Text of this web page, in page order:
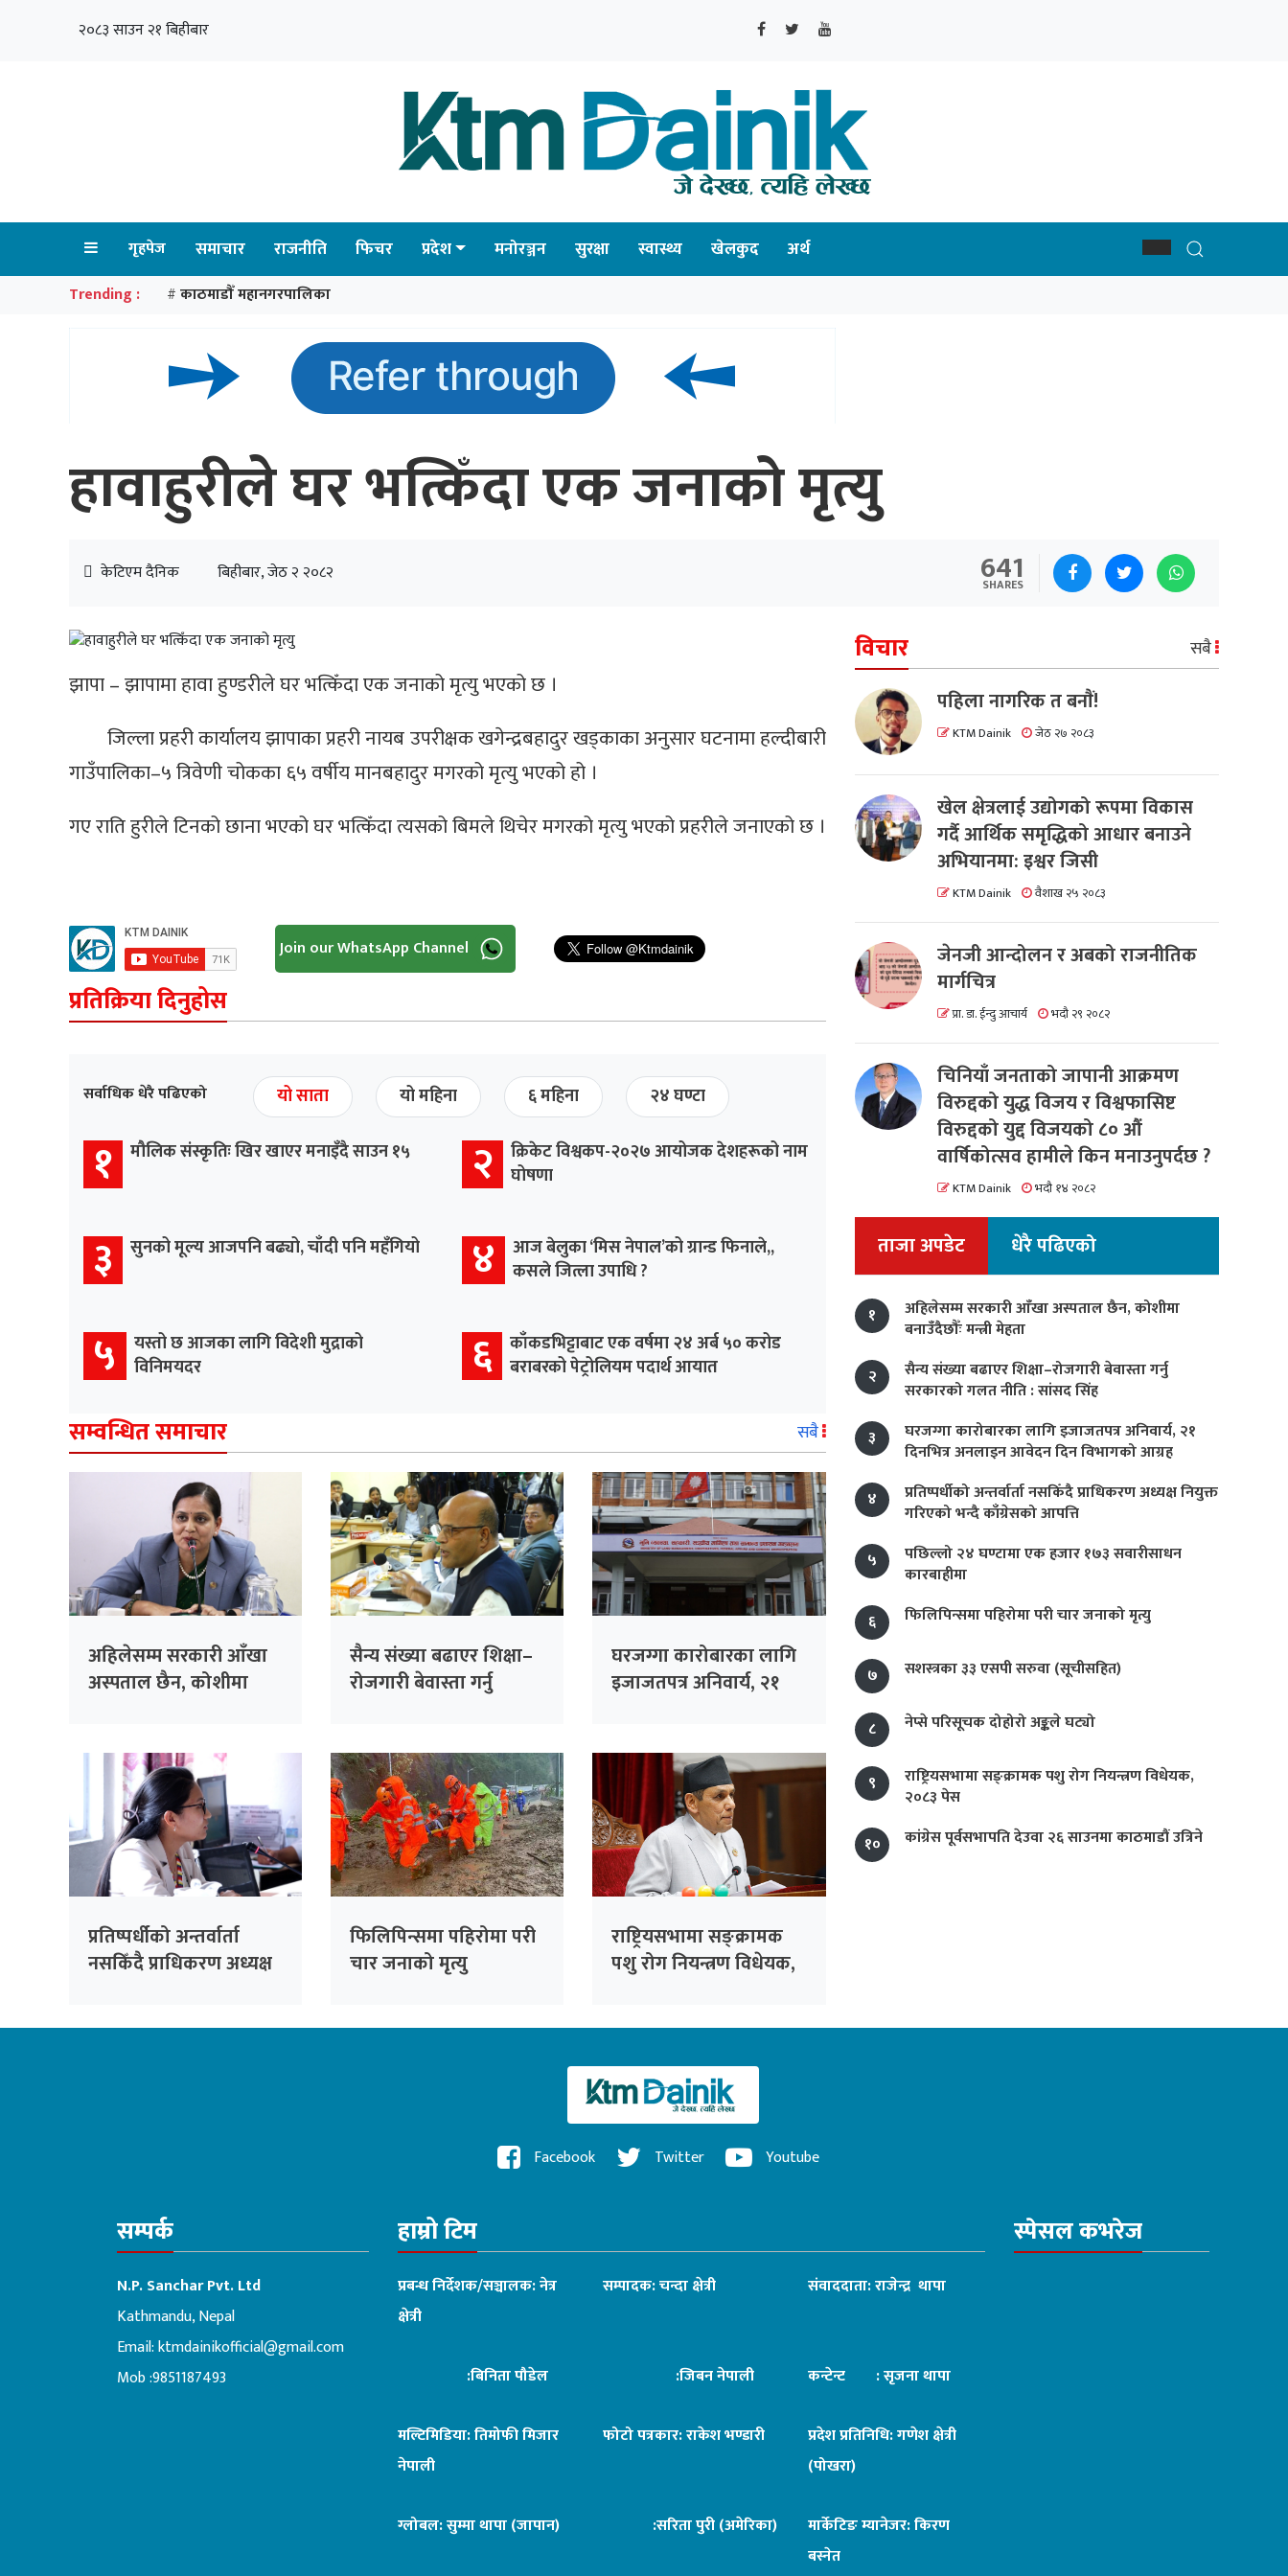
२०८३ साउन २१ बिहीबार
गृहपेज समाचार राजनीति फिचर प्रदेश मनोरञ्जन सुरक्षा स्वास्थ्य खेलकुद अर्थ
Trending : # काठमाडौँ महानगरपालिका
हावाहुरीले घर भत्किँदा एक जनाको मृत्यु
केटिएम दैनिक बिहीबार, जेठ २ २०८२ 641
SHARES
झापा – झापामा हावा हुण्डरीले घर भत्किँदा एक जनाको मृत्यु भएको छ ।
जिल्ला प्रहरी कार्यालय झापाका प्रहरी नायब उपरीक्षक खगेन्द्रबहादुर खड्काका अनुसार घटनामा हल्दीबारी
गाउँपालिका–५ त्रिवेणी चोकका ६५ वर्षीय मानबहादुर मगरको मृत्यु भएको हो ।
गए राति हुरीले टिनको छाना भएको घर भत्किँदा त्यसको बिमले थिचेर मगरको मृत्यु भएको प्रहरीले जनाएको छ ।
Join our WhatsApp Channel
प्रतिक्रिया दिनुहोस
सर्वाधिक धेरै पढिएको यो साता यो महिना ६ महिना २४ घण्टा
१ मौलिक संस्कृतिः खिर खाएर मनाइँदै साउन १५ २
क्रिकेट विश्वकप-२०२७ आयोजक देशहरूको नाम
घोषणा
३ सुनको मूल्य आजपनि बढ्यो, चाँदी पनि महँगियो ४
आज बेलुका ‘मिस नेपाल’को ग्रान्ड फिनाले,,
कसले जित्ला उपाधि ?
५
यस्तो छ आजका लागि विदेशी मुद्राको
विनिमयदर
६ काँकडभिट्टाबाट एक वर्षमा २४ अर्ब ५० करोड
बराबरको पेट्रोलियम पदार्थ आयात
सम्वन्धित समाचार सबै
अहिलेसम्म सरकारी आँखा
अस्पताल छैन, कोशीमा
सैन्य संख्या बढाएर शिक्षा–
रोजगारी बेवास्ता गर्नु
घरजग्गा कारोबारका लागि
इजाजतपत्र अनिवार्य, २१
प्रतिष्पर्धीको अन्तर्वार्ता
नसकिँदै प्राधिकरण अध्यक्ष
फिलिपिन्समा पहिरोमा परी
चार जनाको मृत्यु
राष्ट्रियसभामा सङ्क्रामक
पशु रोग नियन्त्रण विधेयक,
विचार सबै
पहिला नागरिक त बनाैं!
KTM Dainik जेठ २७ २०८३
खेल क्षेत्रलाई उद्योगको रूपमा विकास
गर्दै आर्थिक समृद्धिको आधार बनाउने
अभियानमा: इश्वर जिसी
KTM Dainik वैशाख २५ २०८३
जेनजी आन्दोलन र अबको राजनीतिक
मार्गचित्र
प्रा. डा. ईन्दु आचार्य भदौ २९ २०८२
चिनियाँ जनताको जापानी आक्रमण
विरुद्दको युद्ध विजय र विश्वफासिष्ट
विरुद्दको युद्द विजयको ८० औं
वार्षिकोत्सव हामीले किन मनाउनुपर्दछ ?
KTM Dainik भदौ १४ २०८२
ताजा अपडेट धेरै पढिएको
१
अहिलेसम्म सरकारी आँखा अस्पताल छैन, कोशीमा
बनाउँदैछौँः मन्त्री मेहता
२
सैन्य संख्या बढाएर शिक्षा–रोजगारी बेवास्ता गर्नु
सरकारको गलत नीति : सांसद सिंह
३
घरजग्गा कारोबारका लागि इजाजतपत्र अनिवार्य, २१
दिनभित्र अनलाइन आवेदन दिन विभागको आग्रह
४
प्रतिष्पर्धीको अन्तर्वार्ता नसकिँदै प्राधिकरण अध्यक्ष नियुक्त
गरिएको भन्दै काँग्रेसको आपत्ति
५
पछिल्लो २४ घण्टामा एक हजार १७३ सवारीसाधन
कारबाहीमा
६
फिलिपिन्समा पहिरोमा परी चार जनाको मृत्यु
७ सशस्त्रका ३३ एसपी सरुवा (सूचीसहित)
८ नेप्से परिसूचक दोहोरो अङ्कले घट्यो
९
राष्ट्रियसभामा सङ्क्रामक पशु रोग नियन्त्रण विधेयक,
२०८३ पेस
१०
कांग्रेस पूर्वसभापति देउवा २६ साउनमा काठमाडौं उत्रिने
Facebook Twitter Youtube
सम्पर्क
N.P. Sanchar Pvt. Ltd
Kathmandu, Nepal
Email:ktmdainikofficial@gmail.com
Mob :9851187493
हाम्रो टिम
प्रबन्ध निर्देशक/सञ्चालक: नेत्र
क्षेत्री
सम्पादक: चन्दा क्षेत्री संवाददाता: राजेन्द्र थापा
:बिनिता पौडेल :जिबन नेपाली कन्टेन्ट : सृजना थापा
मल्टिमिडिया: तिमोफी मिजार
नेपाली
फोटो पत्रकार: राकेश भण्डारी
प्रदेश प्रतिनिधि: गणेश क्षेत्री
(पोखरा)
ग्लोबल: सुम्मा थापा (जापान) :सरिता पुरी (अमेरिका)
मार्केटिङ म्यानेजर: किरण
बस्नेत
स्पेसल कभरेज